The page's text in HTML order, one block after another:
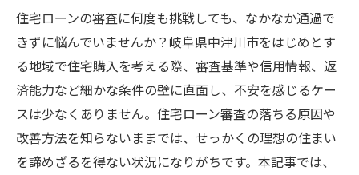
住宅ローンの審査に何度も挑戦しても、なかなか通過で
きずに悩んでいませんか？岐阜県中津川市をはじめとす
る地域で住宅購入を考える際、審査基準や信用情報、返
済能力など細かな条件の壁に直面し、不安を感じるケー
スは少なくありません。住宅ローン審査の落ちる原因や
改善方法を知らないままでは、せっかくの理想の住まい
を諦めざるを得ない状況になりがちです。本記事では、